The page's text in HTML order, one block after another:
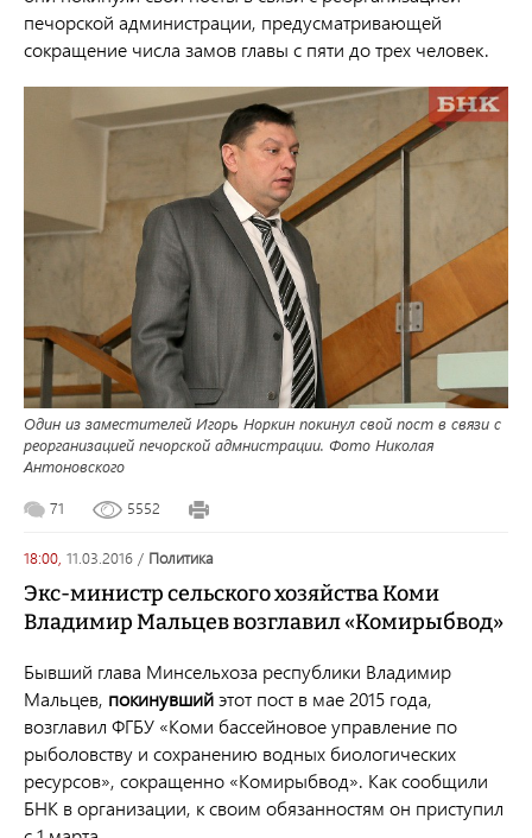
печорской администрации, предусматривающей
сокращение числа замов главы с пяти до трех человек.
Один из заместителей Игорь Норкин покинул свой пост в связи с
реорганизацией печорской адмнистрации. Фото Николая
Антоновского
71 5552
18:00, 11.03.2016 / политика
Экс-министр сельского хозяйства Коми
Владимир Мальцев возглавил «Комирыбвод»
Бывший глава Минсельхоза республики Владимир
Мальцев, покинувшийэтот пост в мае 2015 года,
возглавил ФГБУ «Коми бассейновое управление по
рыболовству и сохранению водных биологических
ресурсов», сокращенно «Комирыбвод». Как сообщили
БНК в организации, к своим обязанностям он приступил